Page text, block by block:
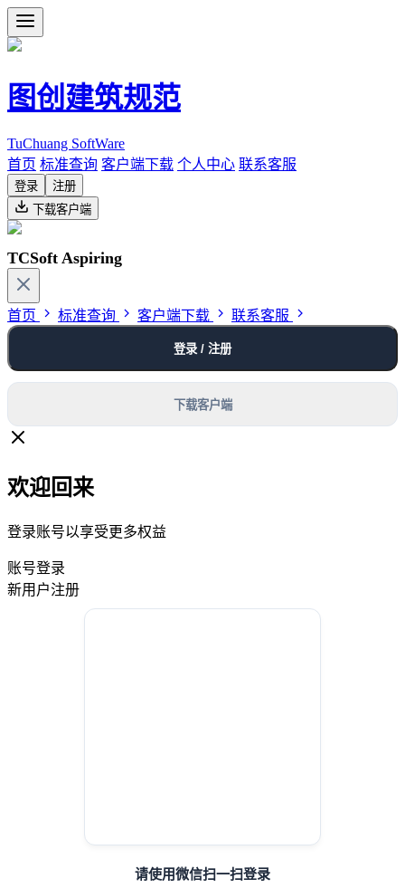
图创建筑规范
TuChuang SoftWare
首页 标准查询 客户端下载 个人中心 联系客服
登录
注册
下载客户端
TCSoft Aspiring
首页 标准查询 客户端下载 联系客服
登录 / 注册
下载客户端
欢迎回来
登录账号以享受更多权益
账号登录
新用户注册
请使用微信扫一扫登录